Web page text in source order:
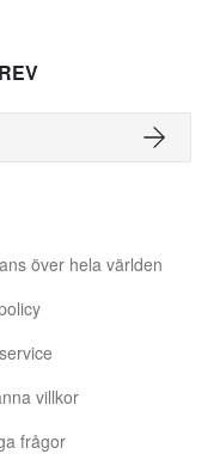
över hela världen
villkor
frågor